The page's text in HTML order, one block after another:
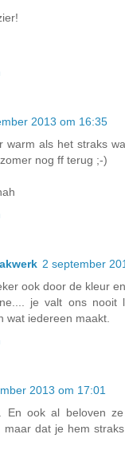
2013 om 16:35
warm als het straks
nog ff terug ;-)
2 september
ook door de kleur
je valt ons nooit
wat iedereen maakt.
2013 om 17:01
En ook al beloven
maar dat je hem